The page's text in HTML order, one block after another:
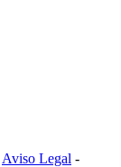
Aviso Legal -